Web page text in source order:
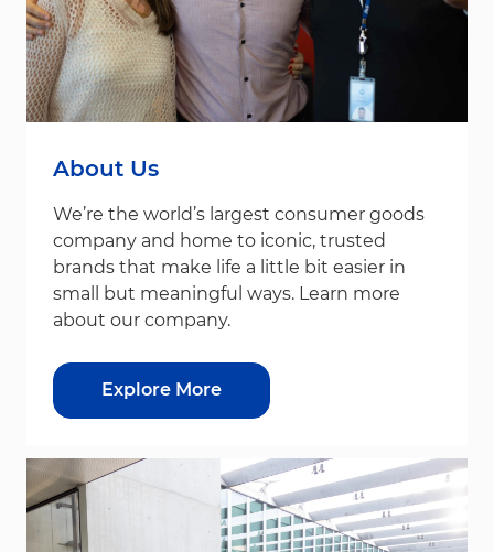
About Us
We’re the world’s largest consumer goods
company and home to iconic, trusted
brands that make life a little bit easier in
small but meaningful ways. Learn more
about our company.
Explore More